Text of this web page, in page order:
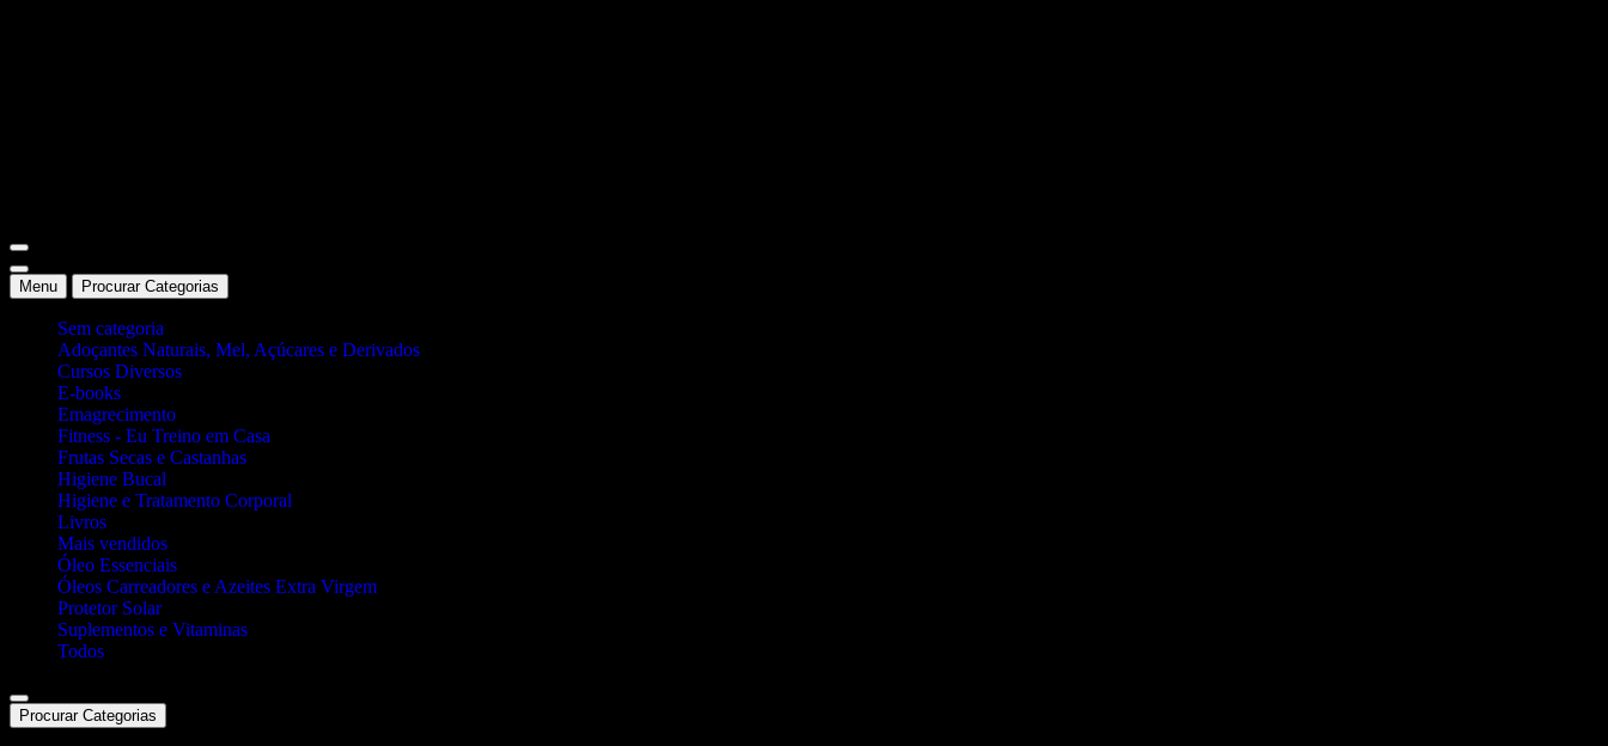
Menu Procurar Categorias
Sem categoria
Adoçantes Naturais, Mel, Açúcares e Derivados
Cursos Diversos
E-books
Emagrecimento
Fitness - Eu Treino em Casa
Frutas Secas e Castanhas
Higiene Bucal
Higiene e Tratamento Corporal
Livros
Mais vendidos
Óleo Essenciais
Óleos Carreadores e Azeites Extra Virgem
Protetor Solar
Suplementos e Vitaminas
Todos
Procurar Categorias